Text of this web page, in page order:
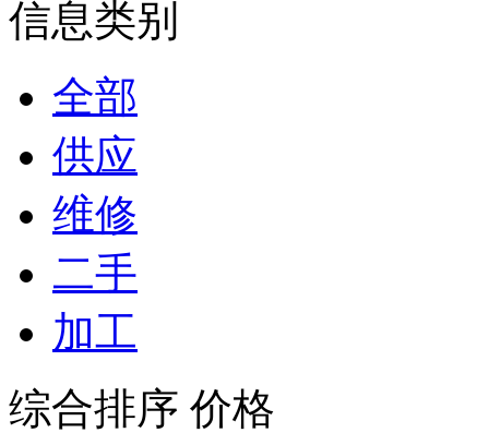
信息类别
全部
供应
维修
二手
加工
综合排序 价格